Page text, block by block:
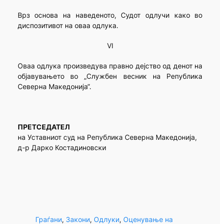
Врз основа на наведеното, Судот одлучи како во
диспозитивот на оваа одлука.
VI
Оваа одлука произведува правно дејство од денот на
објавувањето во „Службен весник на Република
Северна Македонија“.
ПРЕТСЕДАТЕЛ
на Уставниот суд на Република Северна Македонија,
д-р Дарко Костадиновски
Граѓани, Закони, Одлуки, Оценување на